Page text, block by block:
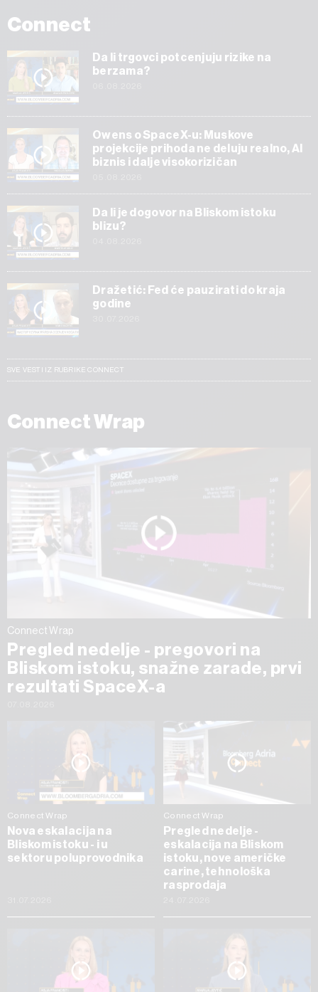
Connect
Da li trgovci potcenjuju rizike na
berzama?
Owens o SpaceX-u: Muskove
projekcije prihoda ne deluju realno, AI
biznis i dalje visokorizičan
Da li je dogovor na Bliskom istoku
blizu?
Dražetić: Fed će pauzirati do kraja
godine
SVE VESTI IZ RUBRIKE CONNECT
Connect Wrap
Connect Wrap
Pregled nedelje - pregovori na
Bliskom istoku, snažne zarade, prvi
rezultati SpaceX-a
Connect Wrap
Nova eskalacija na
Bliskom istoku - i u
sektoru poluprovodnika
Connect Wrap
Pregled nedelje -
eskalacija na Bliskom
istoku, nove američke
carine, tehnološka
rasprodaja